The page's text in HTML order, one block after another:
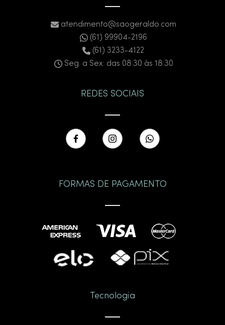
atendimento@saogeraldo.com
(61) 99904-2196
(61) 3233-4122
Seg. a Sex: das 08:30 às 18:30
REDES SOCIAIS
FORMAS DE PAGAMENTO
Tecnologia